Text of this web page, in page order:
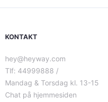
KONTAKT
hey@heyway.com
Tlf: 44999888 /
Mandag & Torsdag kl. 13-15
Chat på hjemmesiden